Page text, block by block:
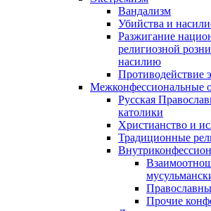
Вандализм
Убийства и
Разжигание
религиозной
насилию
Противодействие
Межконфессиональные
Русская
католики
Христианство и
Традиционные
Прочие